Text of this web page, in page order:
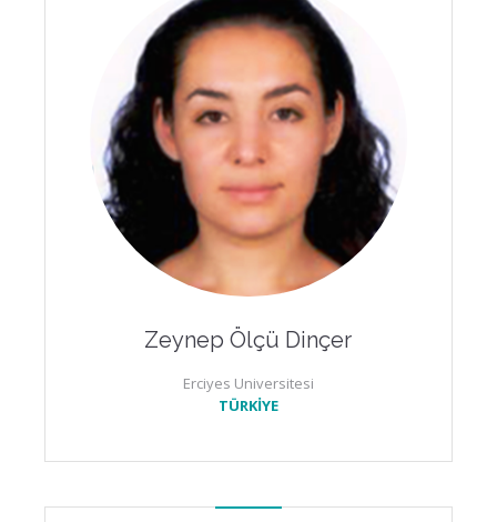
Zeynep Ölçü Dinçer
Erciyes Universitesi
TÜRKİYE